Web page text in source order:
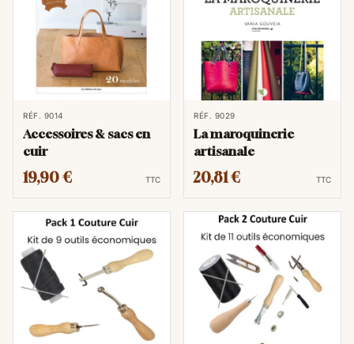
RÉF. 9014
Accessoires & sacs en
cuir
19,90 € TTC
RÉF. 9029
La maroquinerie
artisanale
20,81 € TTC